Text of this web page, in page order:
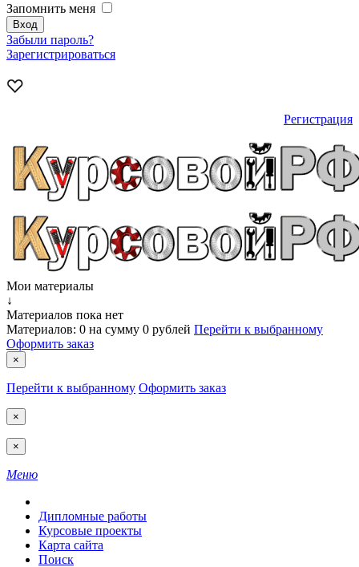
Запомнить меня
Забыли пароль?
Зарегистрироваться
Регистрация
Мои материалы
↓
Материалов пока нет
Материалов: 0 на сумму 0 рублей Перейти к выбранному
Оформить заказ
×
Перейти к выбранному Оформить заказ
×
×
Меню
Дипломные работы
Курсовые проекты
Карта сайта
Поиск